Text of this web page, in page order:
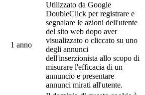
1 anno
Utilizzato da Google
DoubleClick per registrare e
segnalare le azioni dell'utente
del sito web dopo aver
visualizzato o cliccato su uno
degli annunci
dell'inserzionista allo scopo di
misurare l'efficacia di un
annuncio e presentare
annunci mirati all'utente.